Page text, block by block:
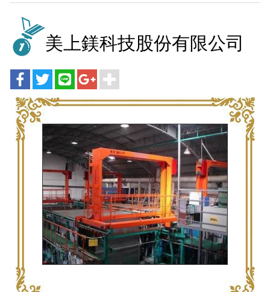
美上鎂科技股份有限公司